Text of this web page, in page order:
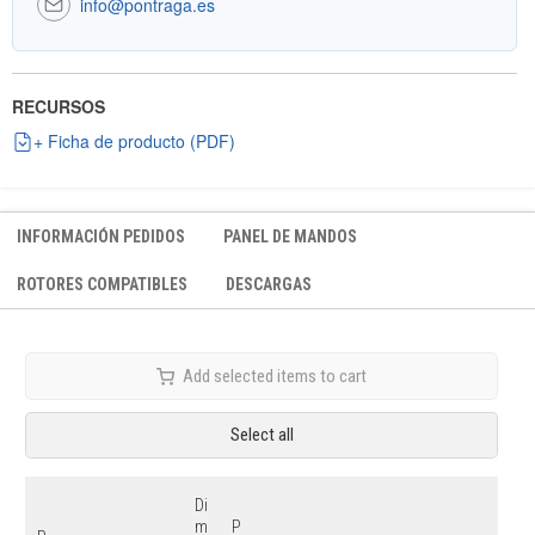
RECURSOS
+ Ficha de producto (PDF)
INFORMACIÓN PEDIDOS PANEL DE MANDOS
ROTORES COMPATIBLES DESCARGAS
Add selected items to cart
Select all
Di
m
P